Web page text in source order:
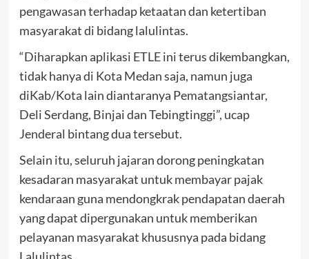
pengawasan terhadap ketaatan dan ketertiban
masyarakat di bidang lalulintas.
“Diharapkan aplikasi ETLE ini terus dikembangkan,
tidak hanya di Kota Medan saja, namun juga
diKab/Kota lain diantaranya Pematangsiantar,
Deli Serdang, Binjai dan Tebingtinggi”, ucap
Jenderal bintang dua tersebut.
Selain itu, seluruh jajaran dorong peningkatan
kesadaran masyarakat untuk membayar pajak
kendaraan guna mendongkrak pendapatan daerah
yang dapat dipergunakan untuk memberikan
pelayanan masyarakat khususnya pada bidang